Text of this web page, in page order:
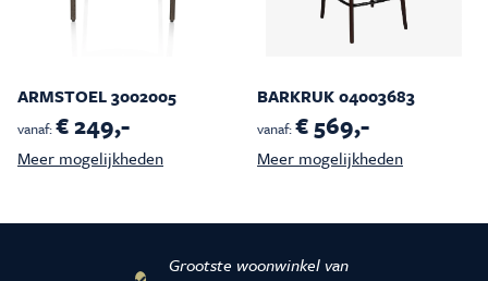
ARMSTOEL 3002005
vanaf:€ 249,-
Meer mogelijkheden
BARKRUK 04003683
vanaf:€ 569,-
Meer mogelijkheden
Grootste woonwinkel van